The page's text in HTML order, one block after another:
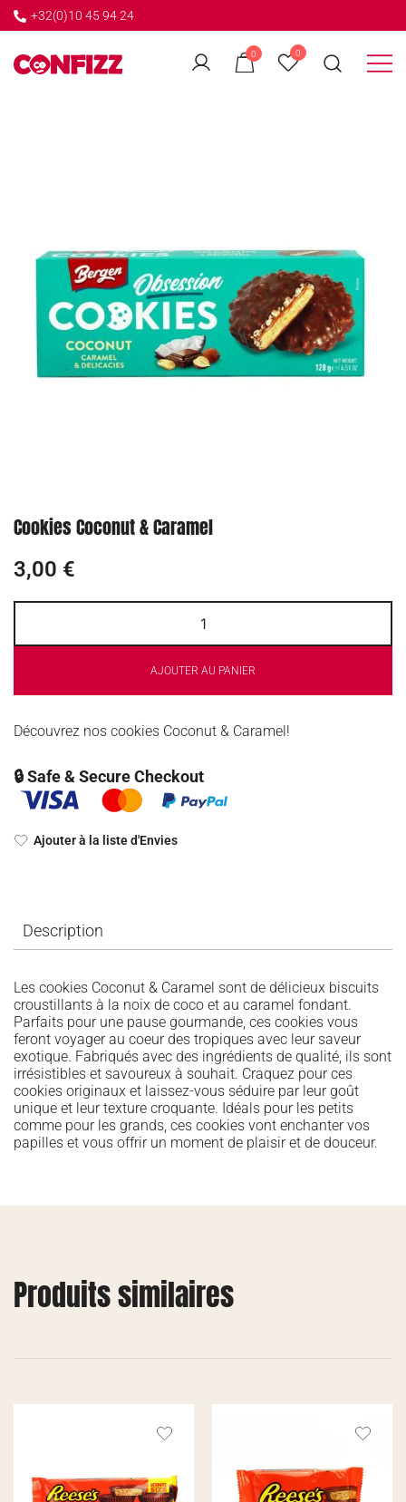
+32(0)10 45 94 24
0 0
← GO BACK
Cookies Coconut & Caramel
3,00 €
AJOUTER AU PANIER
Découvrez nos cookies Coconut & Caramel!
🔒 Safe & Secure Checkout
Ajouter à la liste d'Envies
Description
Les cookies Coconut & Caramel sont de délicieux biscuits
croustillants à la noix de coco et au caramel fondant.
Parfaits pour une pause gourmande, ces cookies vous
feront voyager au coeur des tropiques avec leur saveur
exotique. Fabriqués avec des ingrédients de qualité, ils sont
irrésistibles et savoureux à souhait. Craquez pour ces
cookies originaux et laissez-vous séduire par leur goût
unique et leur texture croquante. Idéals pour les petits
comme pour les grands, ces cookies vont enchanter vos
papilles et vous offrir un moment de plaisir et de douceur.
Produits similaires